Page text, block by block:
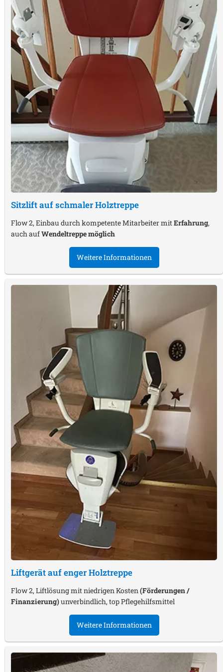
Sitzlift auf schmaler Holztreppe
Flow 2, Einbau durch kompetente Mitarbeiter mitErfahrung,
auch aufWendeltreppe möglich
Weitere Informationen
Liftgerät auf enger Holztreppe
Flow 2, Liftlösung mit niedrigen Kosten (Förderungen /
Finanzierung)unverbindlich, top Pflegehilfsmittel
Weitere Informationen